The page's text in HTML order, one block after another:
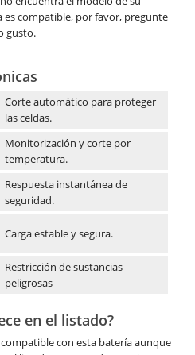
compatible, por favor, pregunte
gusto.
Corte automático para proteger
las celdas.
Monitorización y corte por
temperatura.
Respuesta instantánea de
seguridad.
Carga estable y segura.
Restricción de sustancias
peligrosas
en el listado?
con esta batería aunque